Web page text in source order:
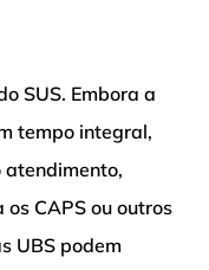
SUS. Embora a
tempo integral,
atendimento,
CAPS ou outros
UBS podem